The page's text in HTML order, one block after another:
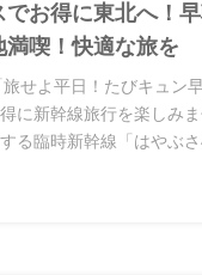
でお得に東北へ！
満喫！快適な旅を
せよ平日！たびキュン
に新幹線旅行を楽しみ
る臨時新幹線「はやぶ
に到着できるため、東